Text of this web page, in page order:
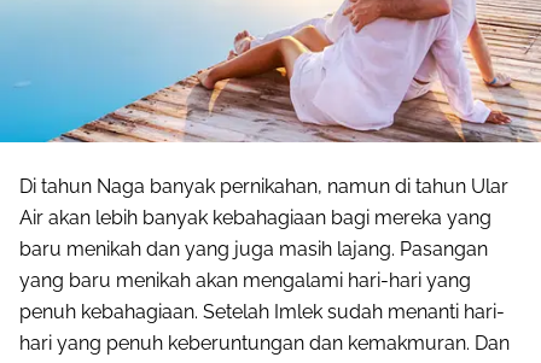
Di tahun Naga banyak pernikahan, namun di tahun Ular
Air akan lebih banyak kebahagiaan bagi mereka yang
baru menikah dan yang juga masih lajang. Pasangan
yang baru menikah akan mengalami hari-hari yang
penuh kebahagiaan. Setelah Imlek sudah menanti hari-
hari yang penuh keberuntungan dan kemakmuran. Dan